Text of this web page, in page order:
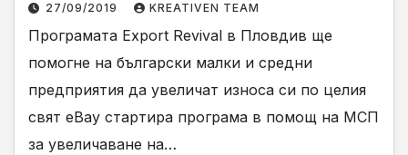
27/09/2019 KREATIVEN TEAM
Програмата Export Revival в Пловдив ще
помогне на български малки и средни
предприятия да увеличат износа си по целия
свят eBay стартира програма в помощ на МСП
за увеличаване на…